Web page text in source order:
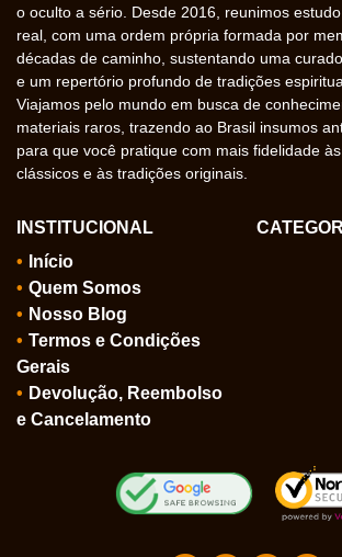
o oculto a sério. Desde 2016, reunimos
real, com uma ordem própria formada por
décadas de caminho, sustentando uma
e um repertório profundo de tradições
Viajamos pelo mundo em busca de
materiais raros, trazendo ao Brasil insumos
para que você pratique com mais fidelidade
clássicos e às tradições originais.
INSTITUCIONAL
Início
Quem Somos
Nosso Blog
Termos e Condições
Gerais
Devolução, Reembolso
e Cancelamento